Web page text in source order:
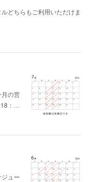
どちらもご利用いただけま
月の営
18：…
ュー